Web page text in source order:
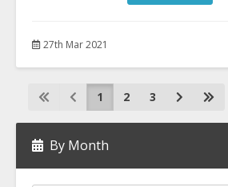
27th Mar 2021
1 2 3
By Month